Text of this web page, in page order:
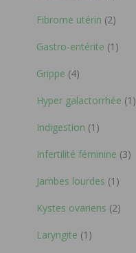
Fibrome utérin (2)
Gastro-entérite (1)
Grippe (4)
Hyper galactorrhée (1)
Indigestion (1)
Infertilité féminine (3)
Jambes lourdes (1)
Kystes ovariens (2)
Laryngite (1)